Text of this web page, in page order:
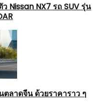
Nissan NX7 รถ SUV รุ่น
ตลาดจีน ด้วยราคาราว ๆ